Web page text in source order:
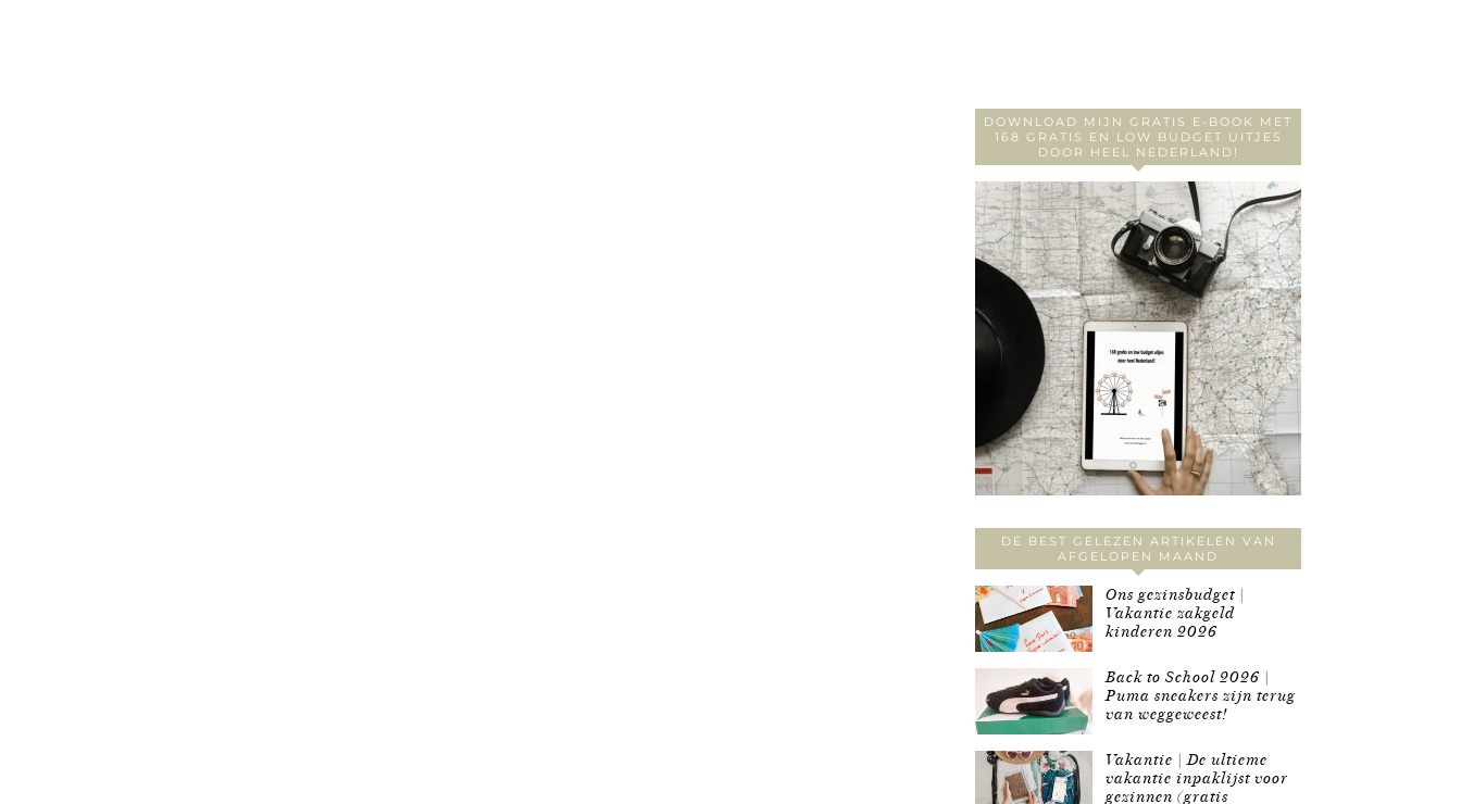
DOWNLOAD MIJN GRATIS E-BOOK MET
168 GRATIS EN LOW BUDGET UITJES
DOOR HEEL NEDERLAND!
DE BEST GELEZEN ARTIKELEN VAN
AFGELOPEN MAAND
Ons gezinsbudget |
Vakantie zakgeld
kinderen 2026
Back to School 2026 |
Puma sneakers zijn terug
van weggeweest!
Vakantie | De ultieme
vakantie inpaklijst voor
gezinnen (gratis